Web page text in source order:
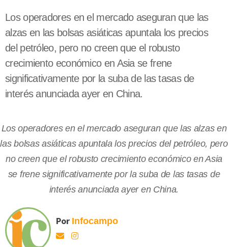
Los operadores en el mercado aseguran que las
alzas en las bolsas asiáticas apuntala los precios
del petróleo, pero no creen que el robusto
crecimiento económico en Asia se frene
significativamente por la suba de las tasas de
interés anunciada ayer en China.
Los operadores en el mercado aseguran que las alzas en
las bolsas asiáticas apuntala los precios del petróleo, pero
no creen que el robusto crecimiento económico en Asia
se frene significativamente por la suba de las tasas de
interés anunciada ayer en China.
Por Infocampo